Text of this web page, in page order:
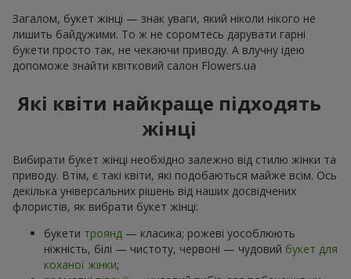
Загалом, букет жінці — знак уваги, який ніколи нікого не
лишить байдужими. То ж не соромтесь дарувати гарні
букети просто так, не чекаючи приводу. А влучну ідею
допоможе знайти квітковий салон Flowers.ua
Які квіти найкраще підходять
жінці
Вибирати букет жінці необхідно залежно від стилю жінки та
приводу. Втім, є такі квіти, які подобаються майже всім. Ось
декілька універсальних рішень від наших досвідчених
флористів, як вибрати букет жінці:
букети троянд — класика; рожеві уособлюють
ніжність, білі — чистоту, червоні — чудовий букет для
коханої жінки;